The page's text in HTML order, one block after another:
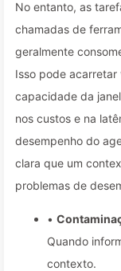
No entanto, as
chamadas de
geralmente
Isso pode
capacidade da
nos custos e na
desempenho do
clara que um
problemas de
•
Quando
contexto.